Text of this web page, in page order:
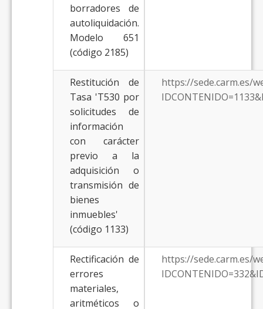
borradores de
autoliquidación.
Modelo 651
(código 2185)
Restitución de
Tasa 'T530 por
solicitudes de
información
con carácter
previo a la
adquisición o
transmisión de
bienes
inmuebles'
(código 1133)
https://sede.carm.es/
Rectificación de
errores
materiales,
aritméticos o
https://sede.carm.es/